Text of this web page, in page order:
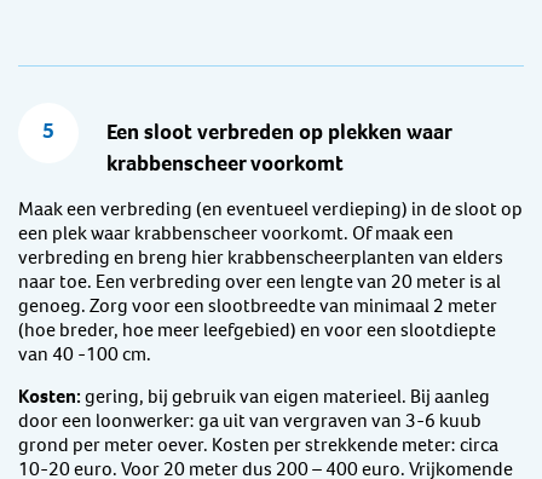
5
Een sloot verbreden op plekken waar
krabbenscheer voorkomt
Maak een verbreding (en eventueel verdieping) in de sloot op
een plek waar krabbenscheer voorkomt. Of maak een
verbreding en breng hier krabbenscheerplanten van elders
naar toe. Een verbreding over een lengte van 20 meter is al
genoeg. Zorg voor een slootbreedte van minimaal 2 meter
(hoe breder, hoe meer leefgebied) en voor een slootdiepte
van 40 -100 cm.
Kosten: gering, bij gebruik van eigen materieel. Bij aanleg
door een loonwerker: ga uit van vergraven van 3-6 kuub
grond per meter oever. Kosten per strekkende meter: circa
10-20 euro. Voor 20 meter dus 200 – 400 euro. Vrijkomende